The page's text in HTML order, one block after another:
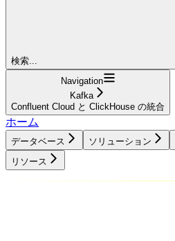
検索...
Navigation
Kafka
Confluent Cloud と ClickHouse の統合
ホーム
データベース ソリューション
リソース